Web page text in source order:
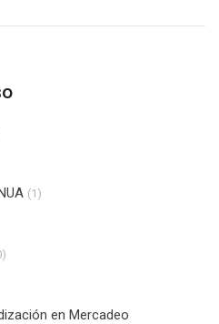
(1)
en Mercadeo